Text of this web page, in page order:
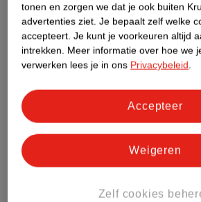
Nature Impact Score
Dit product heeft
Impact Score.
Meer informatie
Bestel & Bezorginformatie
tonen en zorgen we dat je ook buiten
advertenties ziet. Je bepaalt zelf welke
accepteert. Je kunt je voorkeuren altijd
intrekken. Meer informatie over hoe we
verwerken lees je in ons Privacybeleid.
Zelf cookies
Weigeren
Accepteer